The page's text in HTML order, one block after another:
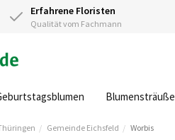
Erfahrene Floristen
Qualität vom Fachmann
Blumensträuße
Gemeinde Eichsfeld Worbis